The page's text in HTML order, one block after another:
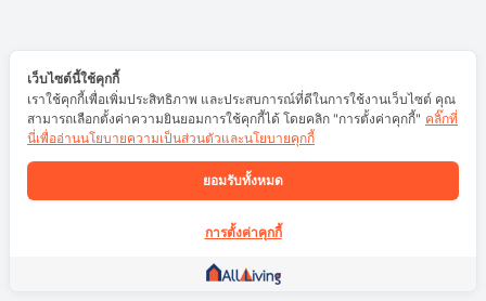
เว็บไซต์นี้ใช้คุกกี้
เราใช้คุกกี้เพื่อเพิ่มประสิทธิภาพ และประสบการณ์ที่ดีในการใช้งานเว็บไซต์ คุณ
สามารถเลือกตั้งค่าความยินยอมการใช้คุกกี้ได้ โดยคลิก "การตั้งค่าคุกกี้" คลิ๊กที่
นี่เพื่ออ่านนโยบายความเป็นส่วนตัวและนโยบายคุกกี้
ยอมรับทั้งหมด
การตั้งค่าคุกกี้